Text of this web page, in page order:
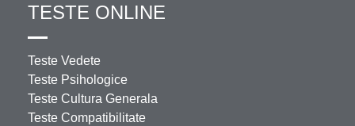
TESTE ONLINE
Teste Vedete
Teste Psihologice
Teste Cultura Generala
Teste Compatibilitate